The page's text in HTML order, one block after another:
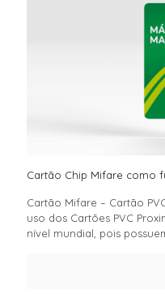
Cartão Chip Mifare como
Cartão Mifare – Cartão
uso dos Cartões PVC
nível mundial, pois